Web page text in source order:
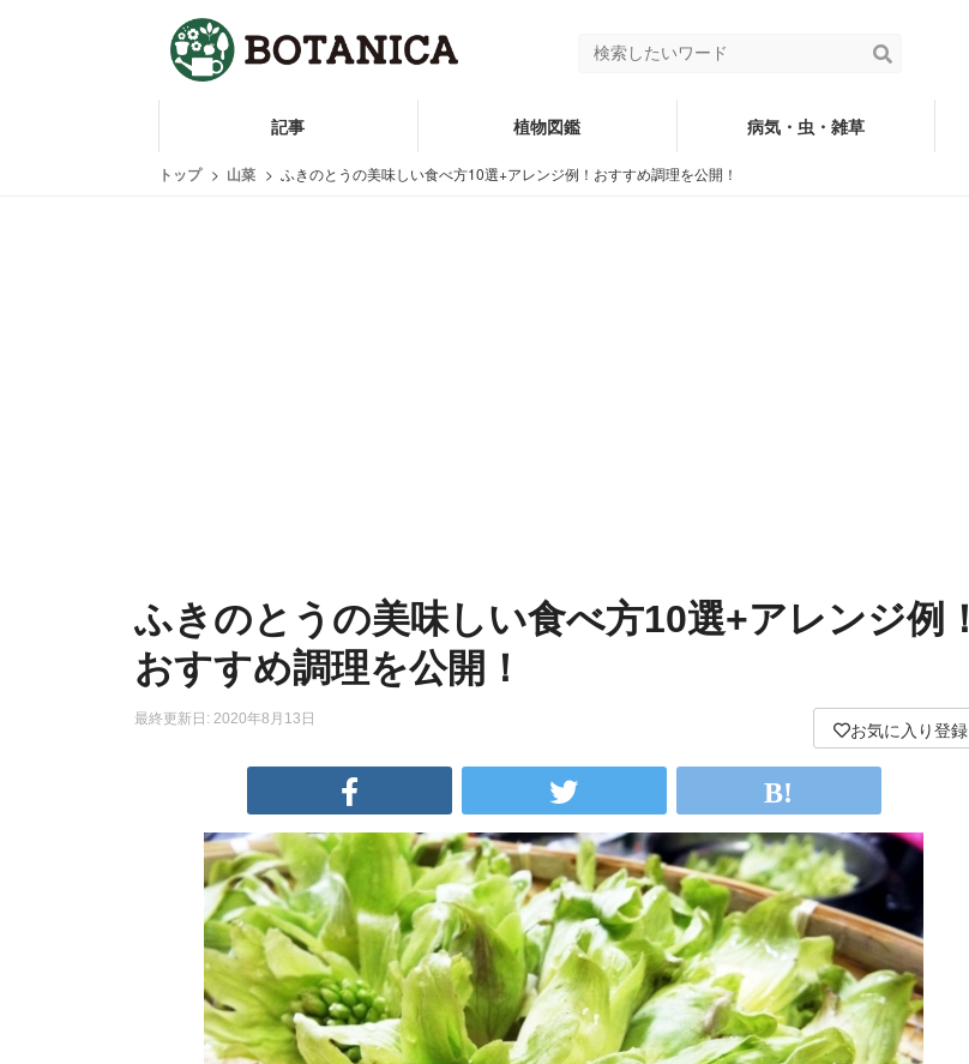
記事 植物図鑑 病気・虫・雑草
トップ 山菜 ふきのとうの美味しい食べ方10選+アレンジ例！おすすめ調理を公開！
ふきのとうの美味しい食べ方10選+アレンジ例！
おすすめ調理を公開！
最終更新日: 2020年8月13日
お気に入り登録